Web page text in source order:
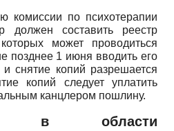
по психотерапии
должен составить реестр
может проводиться
позднее 1 июня вводить его
снятие копий разрешается
копий следует уплатить
канцлером пошлину.
в области